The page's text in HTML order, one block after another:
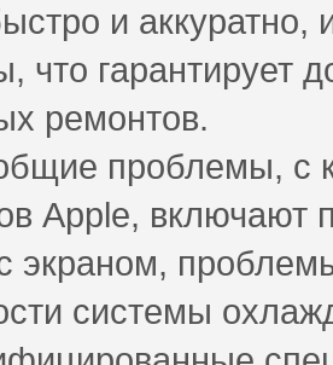
и
что гарантирует
ремонтов.
проблемы, с
Apple, включают
экраном,
системы